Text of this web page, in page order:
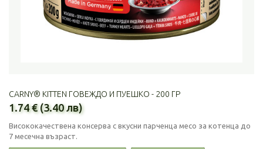
CARNY® KITTEN ГОВЕЖДО И ПУЕШКО - 200 ГР
1.74 € (3.40 лв)
Висококачествена консерва с вкусни парченца месо за котенца до
7 месечна възраст.